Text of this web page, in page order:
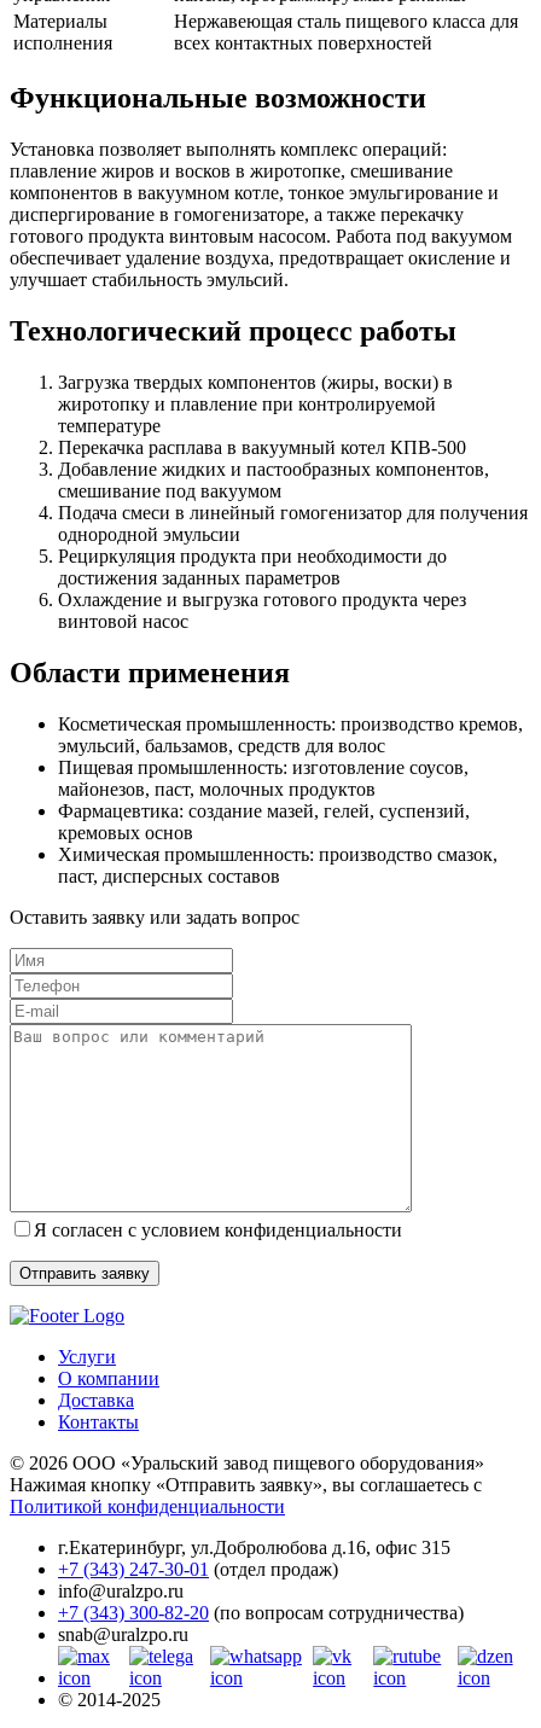
Материалы
исполнения
Нержавеющая сталь пищевого класса для
всех контактных поверхностей
Функциональные возможности
Установка позволяет выполнять комплекс операций:
плавление жиров и восков в жиротопке, смешивание
компонентов в вакуумном котле, тонкое эмульгирование и
диспергирование в гомогенизаторе, а также перекачку
готового продукта винтовым насосом. Работа под вакуумом
обеспечивает удаление воздуха, предотвращает окисление и
улучшает стабильность эмульсий.
Технологический процесс работы
Загрузка твердых компонентов (жиры, воски) в
жиротопку и плавление при контролируемой
температуре
Перекачка расплава в вакуумный котел КПВ-500
Добавление жидких и пастообразных компонентов,
смешивание под вакуумом
Подача смеси в линейный гомогенизатор для получения
однородной эмульсии
Рециркуляция продукта при необходимости до
достижения заданных параметров
Охлаждение и выгрузка готового продукта через
винтовой насос
Области применения
Косметическая промышленность: производство кремов,
эмульсий, бальзамов, средств для волос
Пищевая промышленность: изготовление соусов,
майонезов, паст, молочных продуктов
Фармацевтика: создание мазей, гелей, суспензий,
кремовых основ
Химическая промышленность: производство смазок,
паст, дисперсных составов
Оставить заявку или задать вопрос
Я согласен с условием конфиденциальности
Услуги
О компании
Доставка
Контакты
© 2026 ООО «Уральский завод пищевого оборудования»
Нажимая кнопку «Отправить заявку», вы соглашаетесь с
Политикой конфиденциальности
г.Екатеринбург, ул.Добролюбова д.16, офис 315
+7 (343) 247-30-01 (отдел продаж)
info@uralzpo.ru
+7 (343) 300-82-20 (по вопросам сотрудничества)
snab@uralzpo.ru
© 2014-2025